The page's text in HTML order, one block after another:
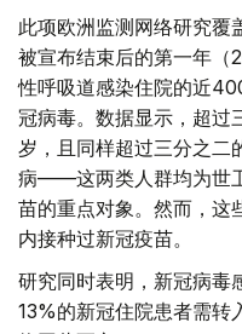
此项欧洲监测网络研究覆
被宣布结束后的第一年
性呼吸道感染住院的近
冠病毒。数据显示，超过
岁，且同样超过三分之二
病——这两类人群均为世
苗的重点对象。然而，这
内接种过新冠疫苗。
研究同时表明，新冠病毒
13%的新冠住院患者需转